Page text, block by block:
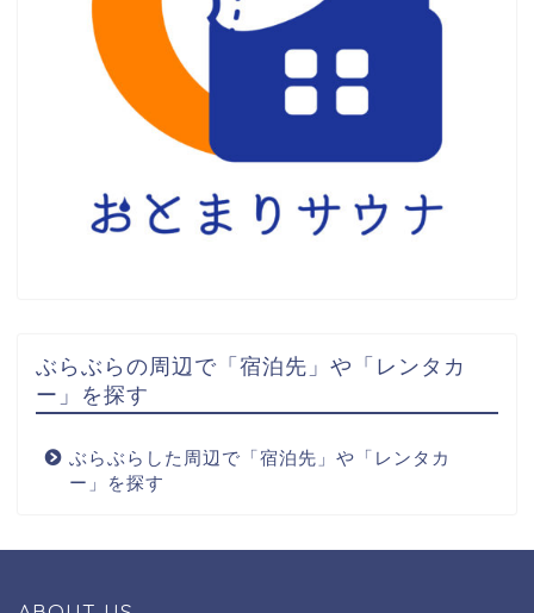
ぶらぶらの周辺で「宿泊先」や「レンタカ
ー」を探す
ぶらぶらした周辺で「宿泊先」や「レンタカ
ー」を探す